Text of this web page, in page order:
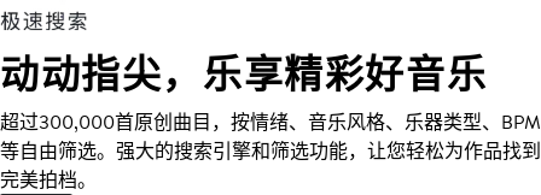
动动指尖，乐享精彩好音乐
超过300,000首原创曲目，按情绪、音乐风格、乐器类型、BPM
等自由筛选。强大的搜索引擎和筛选功能，让您轻松为作品找到
完美拍档。